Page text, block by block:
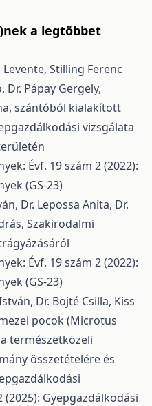
a legtöbbet
Stilling Ferenc
Dr. Pápay Gergely,
szántóból kialakított
vizsgálata
Évf. 19 szám 2 (2022):
(GS-23)
Dr. Lepossa Anita, Dr.
Szakirodalmi
Évf. 19 szám 2 (2022):
(GS-23)
Dr. Bojté Csilla, Kiss
pocok (Microtus
természetközeli
összetételére és
(2025): Gyepgazdálkodási